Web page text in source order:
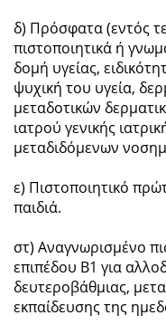
δ) Πρόσφατα (εντός
πιστοποιητικά ή
δομή υγείας,
ψυχική του υγεία,
μεταδοτικών
ιατρού γενικής
μεταδιδόμενων
ε) Πιστοποιητικό
παιδιά.
στ) Αναγνωρισμένο
επιπέδου Β1 για
δευτεροβάθμιας,
εκπαίδευσης της